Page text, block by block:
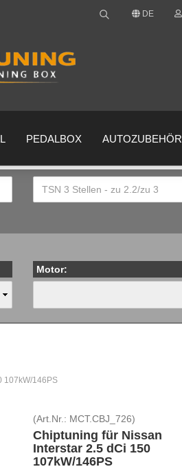
DE
PEDALBOX AUTOZUBEHÖR
Motor:
107kW/146PS
(Art.Nr.: MCT.CBJ_726)
Chiptuning für Nissan
Interstar 2.5 dCi 150
107kW/146PS